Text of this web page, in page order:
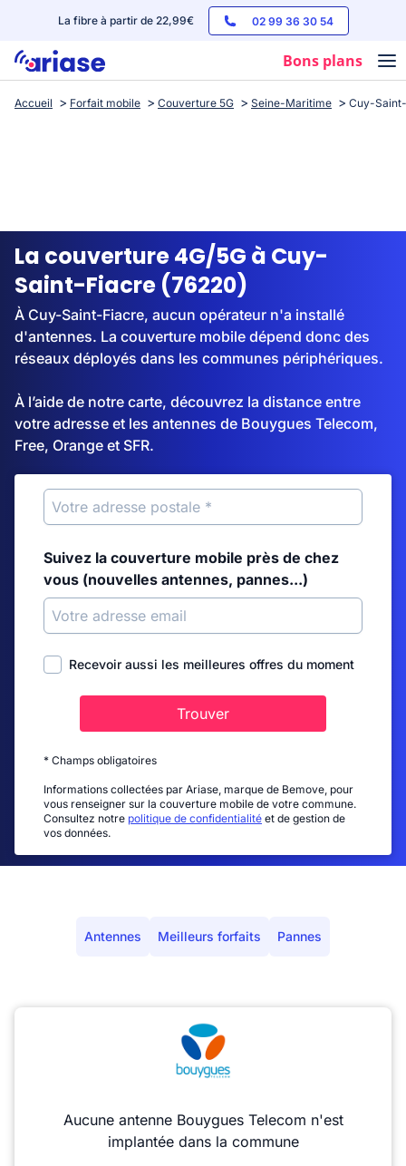
La fibre à partir de 22,99€ 02 99 36 30 54
Bons plans
Box internet
Streaming
Accueil Forfait mobile Couverture 5G Seine-Maritime Cuy-
La couverture 4G/5G à Cuy-
Saint-Fiacre (76220)
À Cuy-Saint-Fiacre, aucun opérateur n'a installé
d'antennes. La couverture mobile dépend donc des
réseaux déployés dans les communes périphériques.
À l’aide de notre carte, découvrez la distance entre
votre adresse et les antennes de Bouygues Telecom,
Free, Orange et SFR.
Suivez la couverture mobile près de chez
vous (nouvelles antennes, pannes...)
Recevoir aussi les meilleures offres du moment
Trouver
* Champs obligatoires
Informations collectées par Ariase, marque de Bemove, pour
vous renseigner sur la couverture mobile de votre commune.
Consultez notre politique de confidentialité et de gestion de
vos données.
Antennes Meilleurs forfaits Pannes
Aucune antenne Bouygues Telecom n'est
implantée dans la commune